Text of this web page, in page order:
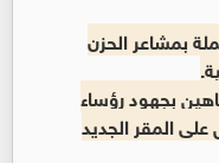
بمشاعر الحزن
بجهود رؤساء
المقر الجديد